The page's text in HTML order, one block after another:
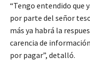
“Tengo entendido que
por parte del señor
más ya habrá la
carencia de
por pagar”, detalló.